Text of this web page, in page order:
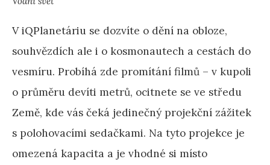
V iQPlanetáriu se dozvíte o dění na obloze,
souhvězdích ale i o kosmonautech a cestách do
vesmíru. Probíhá zde promítání filmů – v kupoli
o průměru devíti metrů, ocitnete se ve středu
Země, kde vás čeká jedinečný projekční zážitek
s polohovacími sedačkami. Na tyto projekce je
omezená kapacita a je vhodné si místo